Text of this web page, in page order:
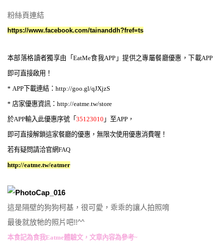
粉絲頁連結
https://www.facebook.com/tainanddh?fref=ts
本部落格讀者獨享由「EatMe食我APP」提供之專屬餐廳優惠，下載APP
即可直接啟用！
* APP下載連結： http://goo.gl/qJXjzS
* 店家優惠資訊： http://eatme.tw/store
於APP輸入此優惠序號「 35123010 」至APP，
即可直接解鎖這家餐廳的優惠，無限次使用優惠消費喔！
若有疑問請洽官網FAQ
http://eatme.tw/eatmer
這是隔壁的狗狗柯基，很可愛，乖乖的讓人拍照唷
最後就放牠的照片吧!!^^
本食記為食我Eatme體驗文，文章內容為參考~